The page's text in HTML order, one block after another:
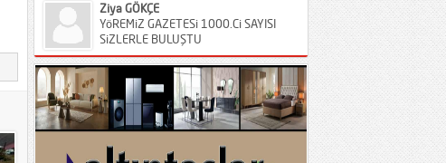
Ziya GÖKÇE
YöREMiZ GAZETESi 1000.Ci SAYISI
SiZLERLE BULUŞTU